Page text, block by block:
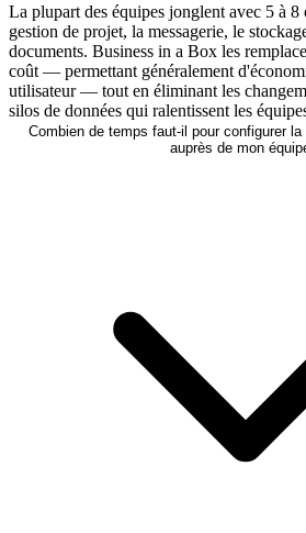
La plupart des équipes jonglent avec 5 à
gestion de projet, la messagerie, le
documents. Business in a Box les
coût — permettant généralement
utilisateur — tout en éliminant les
silos de données qui ralentissent les
Combien de temps faut-il pour configurer
auprès de mon